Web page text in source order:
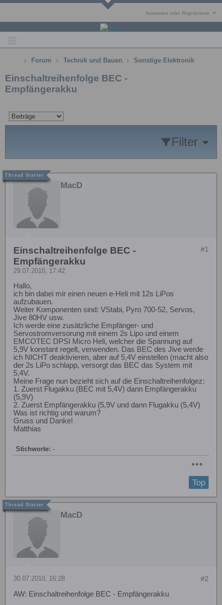
Anmelden oder Registrieren
Forum Technik und Bauen Sonstige Elektronik
Einschaltreihenfolge BEC -
Empfängerakku
Filter
MacD
#1
Einschaltreihenfolge BEC -
Empfängerakku
29.07.2010, 17:42
Hallo,
ich bin dabei mir einen neuen e-Heli mit 12s LiPos
aufzubauen.
Weiter Komponenten sind: VStabi, Pyro 700-52, Servos,
Jive 80HV usw.
Ich werde eine zusätzliche Empfänger- und
Servostromversorung mit einem 2s Lipo und einem
EMCOTEC DPSI Micro Heli, welcher die Spannung auf
5,9V konstant regelt, verwenden. Das BEC des Jive werde
ich NICHT deaktivieren, aber auf 5,4V einstellen (macht also
der 2s LiPo schlapp, versorgt das BEC das System mit
5,4V.
Meine Frage nun bezieht sich auf die Einschaltreihenfolgez:
1. Zuerst Flugakku (BEC mit 5,4V) dann Empfängerakku
(5,9V)
2. Zuerst Empfängerakku (5,9V und dann Flugakku (5,4V)
Was ist richtig und warum?
Gruss und Danke!
Matthias
Stichworte: -
Top
MacD
#2
30.07.2010, 16:28
AW: Einschaltreihenfolge BEC - Empfängerakku